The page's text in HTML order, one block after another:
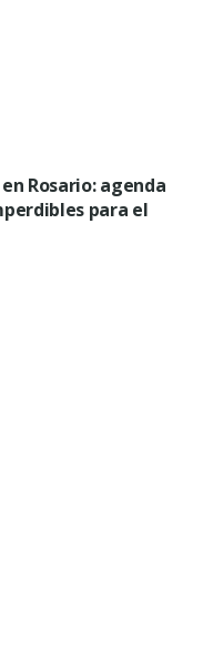
Rosario: agenda
para el